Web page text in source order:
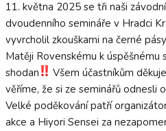
11. května 2025 se tři naši
dvoudenního semináře v Hradci
vyvrcholil zkouškami na černé
Matěji Rovenskému k úspěšnému
shodan
Všem účastníkům
věříme, že si ze seminářů odnesli
Velké poděkování patří
akce a Hiyori Sensei za